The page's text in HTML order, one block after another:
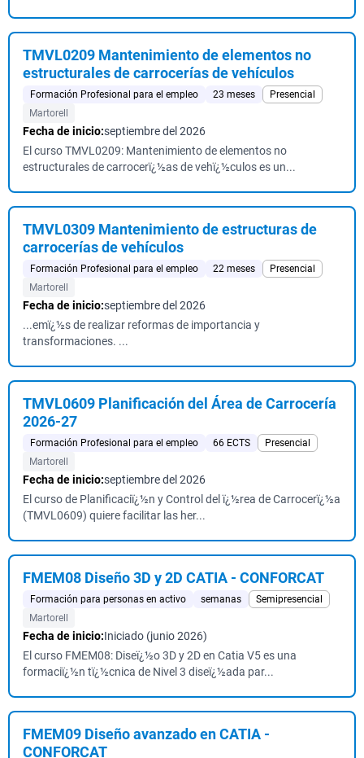
TMVL0209 Mantenimiento de elementos no
estructurales de carrocerías de vehículos
Formación Profesional para el empleo 23 meses
Presencial
Martorell
Fecha de inicio:septiembre del 2026
El curso TMVL0209: Mantenimiento de elementos no
estructurales de carrocerï¿½as de vehï¿½culos es un...
TMVL0309 Mantenimiento de estructuras de
carrocerías de vehículos
Formación Profesional para el empleo 22 meses
Presencial
Martorell
Fecha de inicio:septiembre del 2026
...emï¿½s de realizar reformas de importancia y
transformaciones. ...
TMVL0609 Planificación del Área de Carrocería
2026-27
Formación Profesional para el empleo 66 ECTS
Presencial
Martorell
Fecha de inicio:septiembre del 2026
El curso de Planificaciï¿½n y Control del ï¿½rea de Carrocerï¿½a
(TMVL0609) quiere facilitar las her...
FMEM08 Diseño 3D y 2D CATIA - CONFORCAT
Formación para personas en activo semanas
Semipresencial
Martorell
Fecha de inicio:Iniciado (junio 2026)
El curso FMEM08: Diseï¿½o 3D y 2D en Catia V5 es una
formaciï¿½n tï¿½cnica de Nivel 3 diseï¿½ada par...
FMEM09 Diseño avanzado en CATIA -
CONFORCAT